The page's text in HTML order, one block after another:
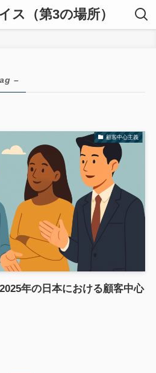
ス（第3の場所）
–
顧客中心主義
年の日本における顧客中心